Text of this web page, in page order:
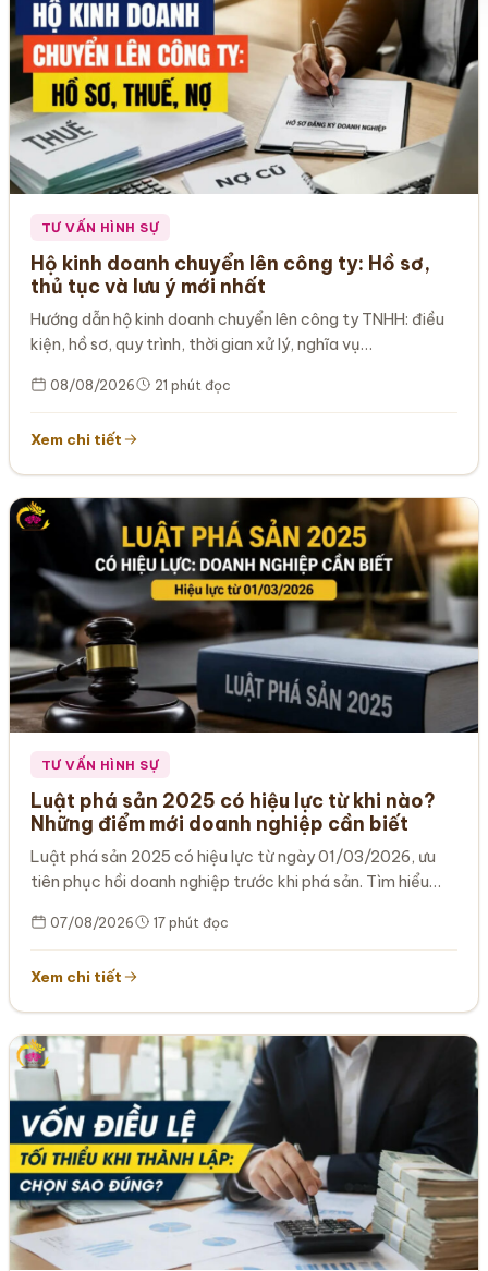
TƯ VẤN HÌNH SỰ
Hộ kinh doanh chuyển lên công ty: Hồ sơ,
thủ tục và lưu ý mới nhất
Hướng dẫn hộ kinh doanh chuyển lên công ty TNHH: điều
kiện, hồ sơ, quy trình, thời gian xử lý, nghĩa vụ…
08/08/2026 21 phút đọc
Xem chi tiết
TƯ VẤN HÌNH SỰ
Luật phá sản 2025 có hiệu lực từ khi nào?
Những điểm mới doanh nghiệp cần biết
Luật phá sản 2025 có hiệu lực từ ngày 01/03/2026, ưu
tiên phục hồi doanh nghiệp trước khi phá sản. Tìm hiểu…
07/08/2026 17 phút đọc
Xem chi tiết